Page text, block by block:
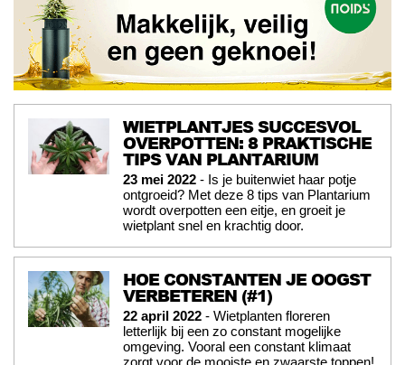
WIETPLANTJES SUCCESVOL
OVERPOTTEN: 8 PRAKTISCHE
TIPS VAN PLANTARIUM
23 mei 2022 - Is je buitenwiet haar potje
ontgroeid? Met deze 8 tips van Plantarium
wordt overpotten een eitje, en groeit je
wietplant snel en krachtig door.
HOE CONSTANTEN JE OOGST
VERBETEREN (#1)
22 april 2022 - Wietplanten floreren
letterlijk bij een zo constant mogelijke
omgeving. Vooral een constant klimaat
zorgt voor de mooiste en zwaarste toppen!